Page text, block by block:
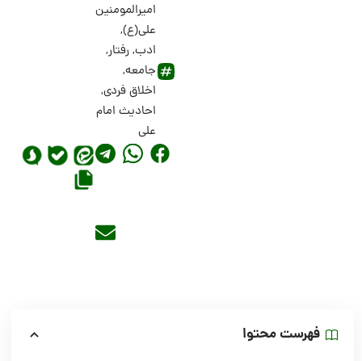
امیرالمومنین
علی(ع),
ادب,رفتار,
جامعه,
اخلاق فردی,
احادیث امام
علی
فهرست محتوا